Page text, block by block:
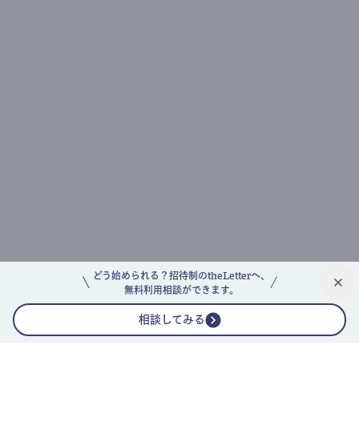
どう始められる？招待制のtheLetterへ、
無料利用相談ができます。
相談してみる